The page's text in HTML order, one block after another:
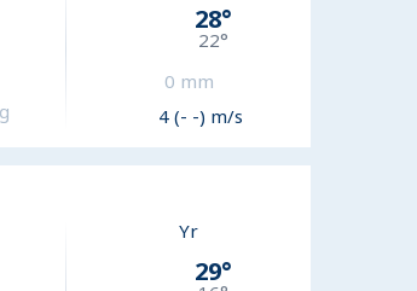
28°
22°
0 mm
4 (- -) m/s
Yr
29°